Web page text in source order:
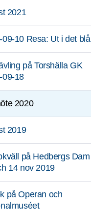
2021
09-10 Resa: Ut i det blå
på Torshälla GK
09-18
2020
2019
på Hedbergs Dam
14 nov 2019
på Operan och